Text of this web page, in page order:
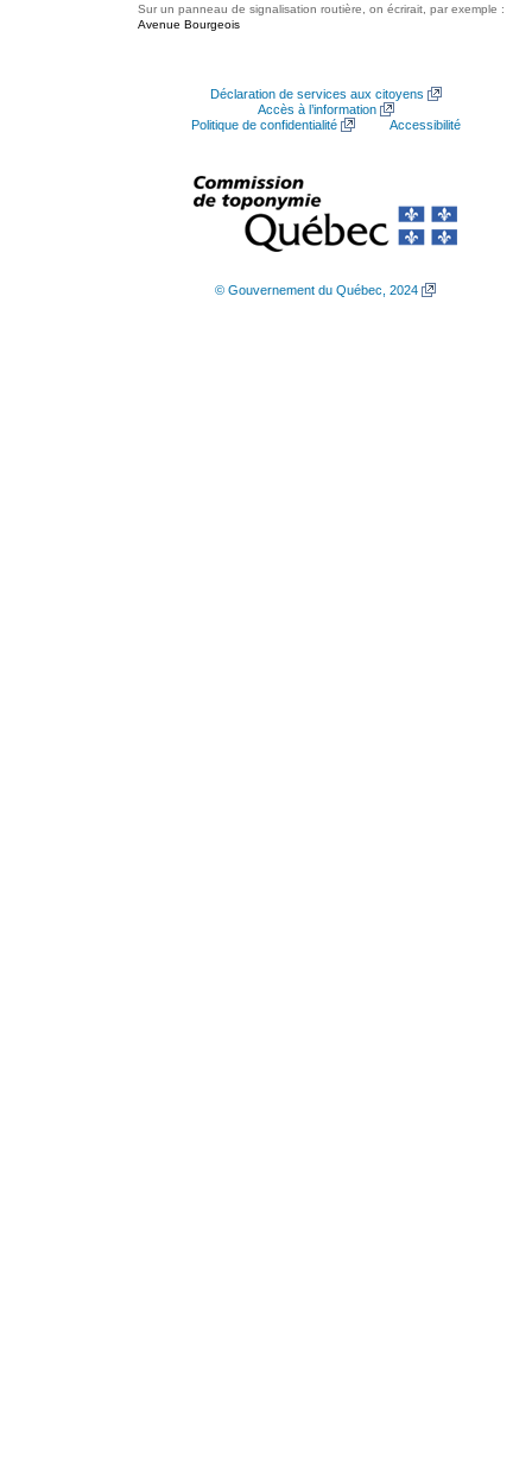
Sur un panneau de signalisation routière, on écrirait, par exemple :
Avenue Bourgeois
Déclaration de services aux citoyens
Accès à l’information
Politique de confidentialité
Accessibilité
© Gouvernement du Québec, 2024